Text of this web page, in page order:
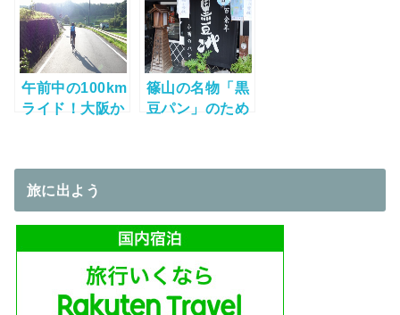
くウネウネ山岳
ライド！
午前中の100km
ライド！大阪か
ング！
篠山の名物「黒
豆パン」のため
に猛烈モーニン
旅に出よう